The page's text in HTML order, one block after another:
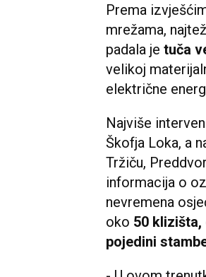
Prema
mrežama,
padala je tuča
velikoj
električne
Najviše
Škofja Loka, a
Tržiču,
informacija o
nevremena
oko 50 klizišta,
pojedini